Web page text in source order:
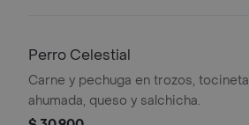
Perro Celestial
Carne y pechuga en trozos, tocineta
ahumada, queso y salchicha.